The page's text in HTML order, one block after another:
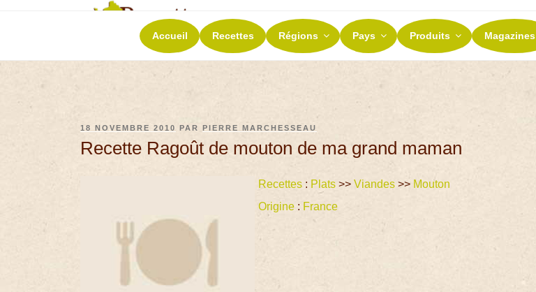
RECETTES ET TERROIRS
La richesse de nos terroirs
Accueil Recettes Régions Pays Produits Magazines
18 NOVEMBRE 2010 PARPIERRE MARCHESSEAU
Recette Ragoût de mouton de ma grand maman
Recettes : Plats >>Viandes >> Mouton
Origine : France